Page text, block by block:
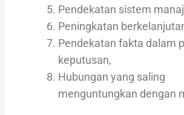
Pendekatan sistem
Peningkatan
Pendekatan fakta dalam
keputusan,
Hubungan yang saling
menguntungkan dengan